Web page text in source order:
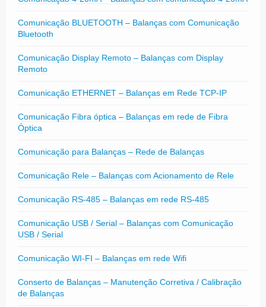
Comunicação BLUETOOTH – Balanças com Comunicação
Bluetooth
Comunicação Display Remoto – Balanças com Display
Remoto
Comunicação ETHERNET – Balanças em Rede TCP-IP
Comunicação Fibra óptica – Balanças em rede de Fibra
Óptica
Comunicação para Balanças – Rede de Balanças
Comunicação Rele – Balanças com Acionamento de Rele
Comunicação RS-485 – Balanças em rede RS-485
Comunicação USB / Serial – Balanças com Comunicação
USB / Serial
Comunicação WI-FI – Balanças em rede Wifi
Conserto de Balanças – Manutenção Corretiva / Calibração
de Balanças